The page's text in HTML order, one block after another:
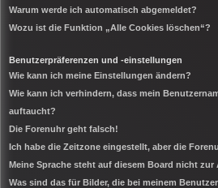
Warum werde ich automatisch abgemeldet?
Wozu ist die Funktion „Alle Cookies löschen“?
Benutzerpräferenzen und -einstellungen
Wie kann ich meine Einstellungen ändern?
Wie kann ich verhindern, dass mein
auftaucht?
Die Forenuhr geht falsch!
Ich habe die Zeitzone eingestellt, aber die
Meine Sprache steht auf diesem Board nicht zur
Was sind das für Bilder, die bei meinem